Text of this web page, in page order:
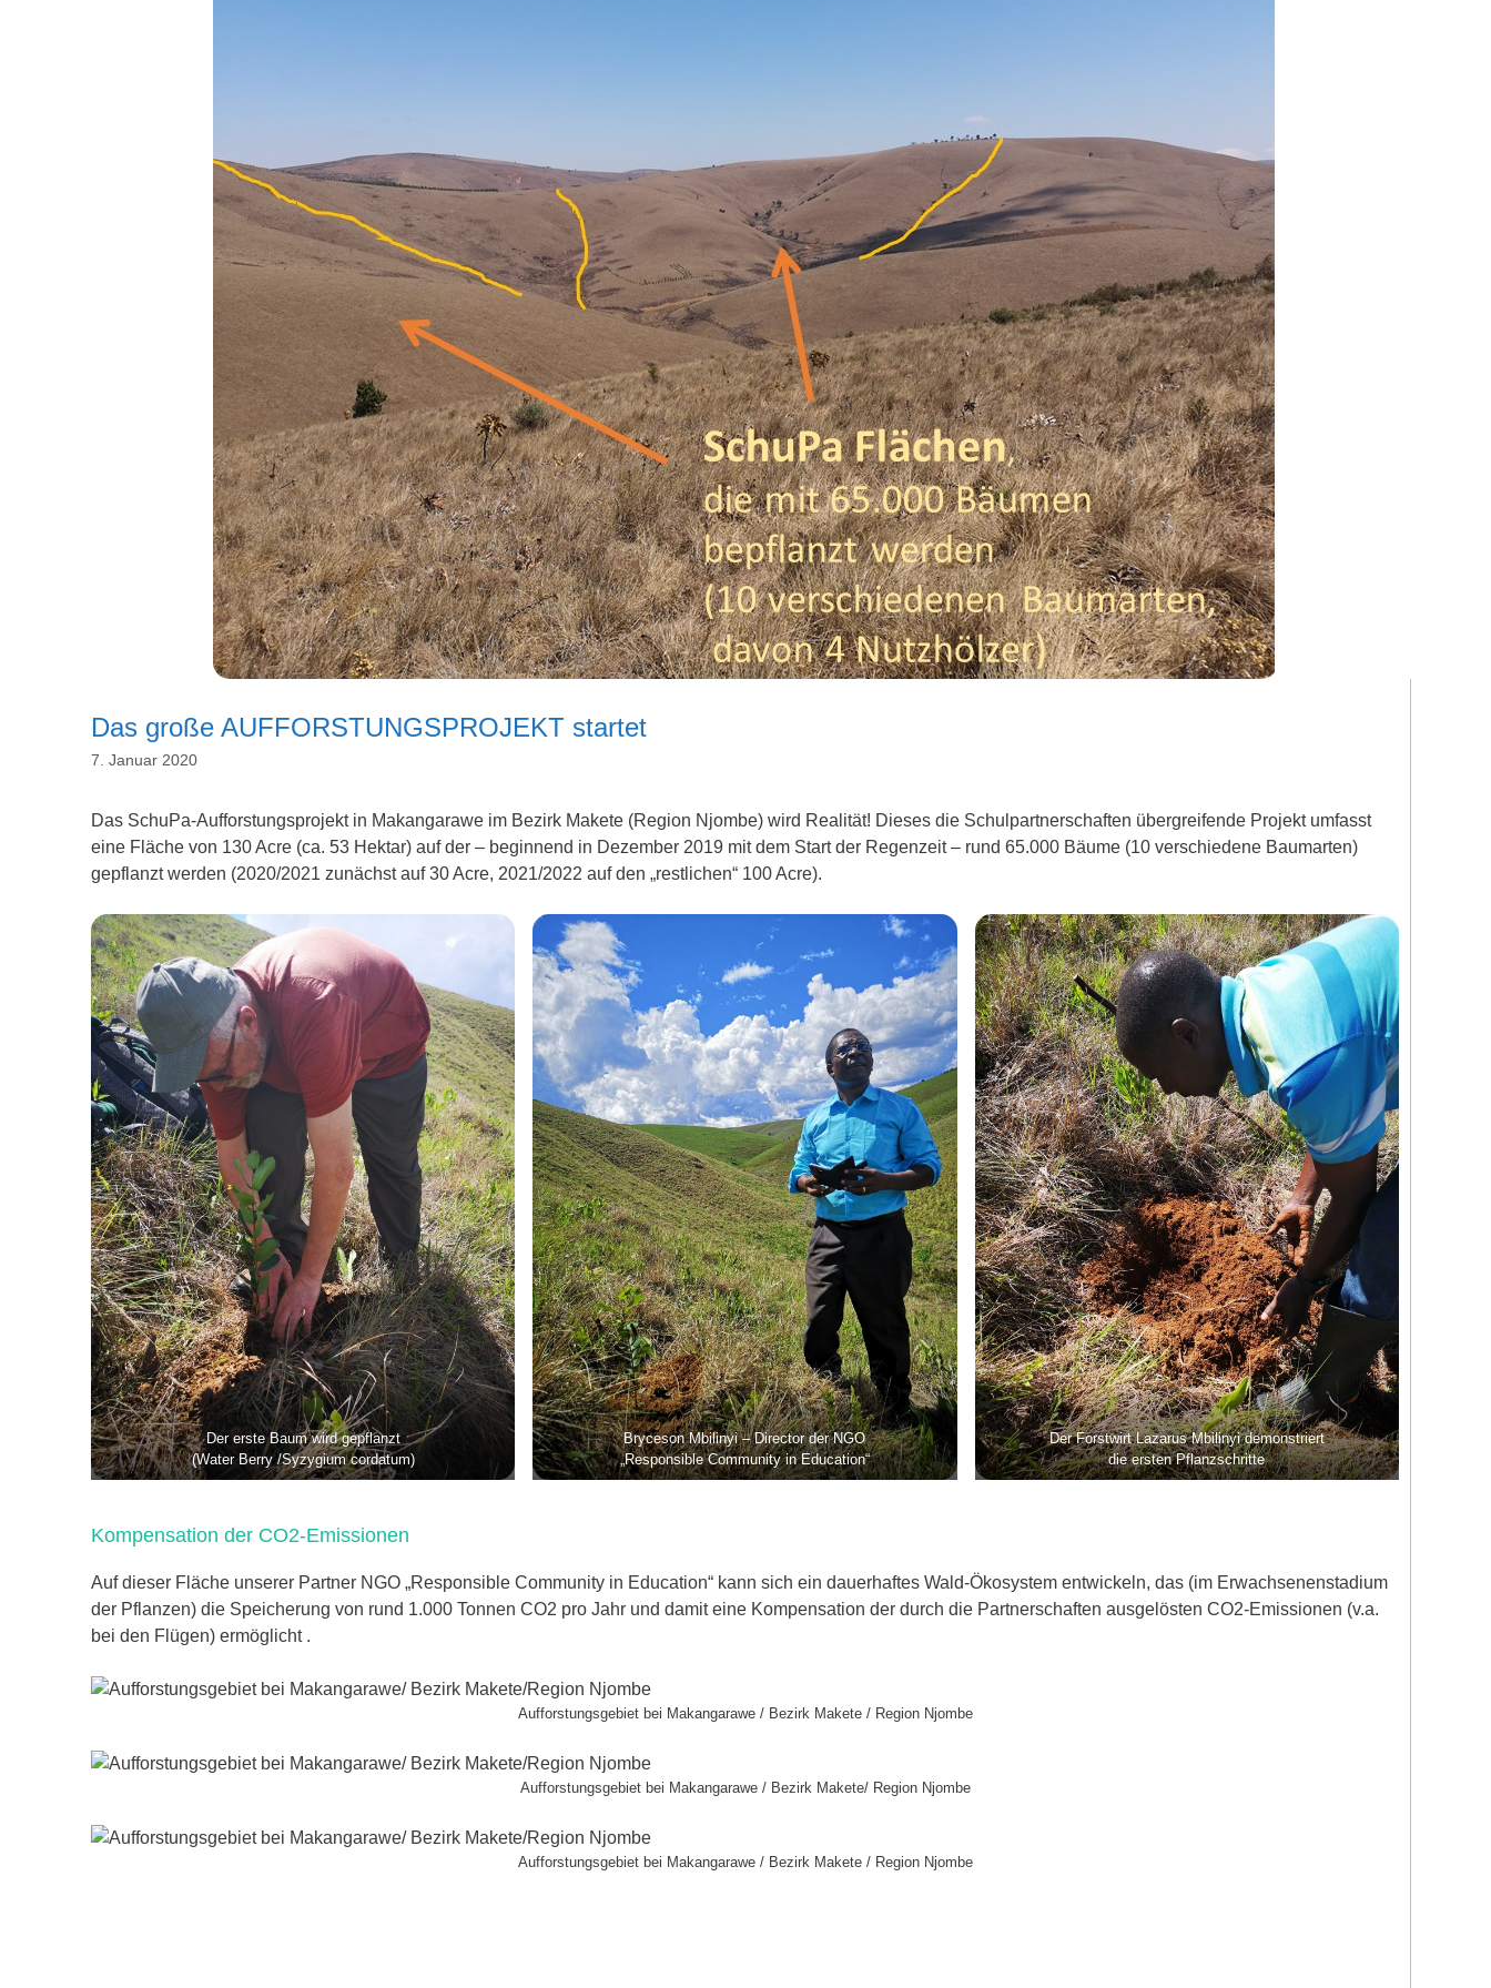
Das große AUFFORSTUNGSPROJEKT startet
7. Januar 2020
Das SchuPa-Aufforstungsprojekt in Makangarawe im Bezirk Makete (Region Njombe) wird Realität! Dieses die Schulpartnerschaften übergreifende Projekt umfasst
eine Fläche von 130 Acre (ca. 53 Hektar) auf der – beginnend in Dezember 2019 mit dem Start der Regenzeit – rund 65.000 Bäume (10 verschiedene Baumarten)
gepflanzt werden (2020/2021 zunächst auf 30 Acre, 2021/2022 auf den „restlichen“ 100 Acre).
Der erste Baum wird gepflanzt
(Water Berry /Syzygium cordatum)
Bryceson Mbilinyi – Director der NGO
„Responsible Community in Education“
Der Forstwirt Lazarus Mbilinyi demonstriert
die ersten Pflanzschritte
Kompensation der CO2-Emissionen
Auf dieser Fläche unserer Partner NGO „Responsible Community in Education“ kann sich ein dauerhaftes Wald-Ökosystem entwickeln, das (im Erwachsenenstadium
der Pflanzen) die Speicherung von rund 1.000 Tonnen CO2 pro Jahr und damit eine Kompensation der durch die Partnerschaften ausgelösten CO2-Emissionen (v.a.
bei den Flügen) ermöglicht .
Aufforstungsgebiet bei Makangarawe / Bezirk Makete / Region Njombe
Aufforstungsgebiet bei Makangarawe / Bezirk Makete/ Region Njombe
Aufforstungsgebiet bei Makangarawe / Bezirk Makete / Region Njombe